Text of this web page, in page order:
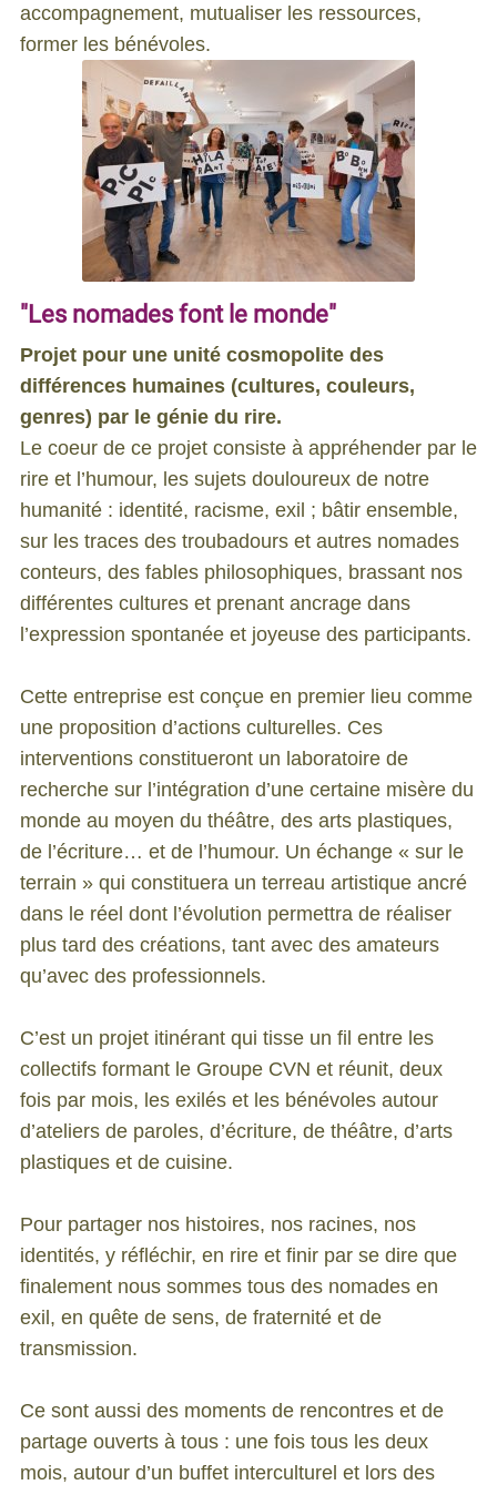
accompagnement, mutualiser les ressources,
former les bénévoles.
"Les nomades font le monde"
Projet pour une unité cosmopolite des
différences humaines (cultures, couleurs,
genres) par le génie du rire.
Le coeur de ce projet consiste à appréhender par le
rire et l’humour, les sujets douloureux de notre
humanité : identité, racisme, exil ; bâtir ensemble,
sur les traces des troubadours et autres nomades
conteurs, des fables philosophiques, brassant nos
différentes cultures et prenant ancrage dans
l’expression spontanée et joyeuse des participants.
Cette entreprise est conçue en premier lieu comme
une proposition d’actions culturelles. Ces
interventions constitueront un laboratoire de
recherche sur l’intégration d’une certaine misère du
monde au moyen du théâtre, des arts plastiques,
de l’écriture… et de l’humour. Un échange « sur le
terrain » qui constituera un terreau artistique ancré
dans le réel dont l’évolution permettra de réaliser
plus tard des créations, tant avec des amateurs
qu’avec des professionnels.
C’est un projet itinérant qui tisse un fil entre les
collectifs formant le Groupe CVN et réunit, deux
fois par mois, les exilés et les bénévoles autour
d’ateliers de paroles, d’écriture, de théâtre, d’arts
plastiques et de cuisine.
Pour partager nos histoires, nos racines, nos
identités, y réfléchir, en rire et finir par se dire que
finalement nous sommes tous des nomades en
exil, en quête de sens, de fraternité et de
transmission.
Ce sont aussi des moments de rencontres et de
partage ouverts à tous : une fois tous les deux
mois, autour d’un buffet interculturel et lors des